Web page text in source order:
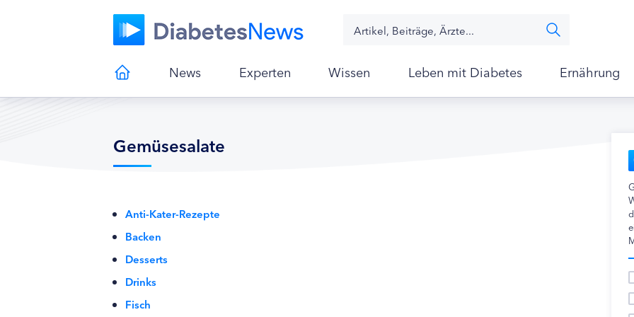
News Experten Wissen Leben mit Diabetes Ernährung
Gemüsesalate
Anti-Kater-Rezepte
Backen
Desserts
Drinks
Fisch